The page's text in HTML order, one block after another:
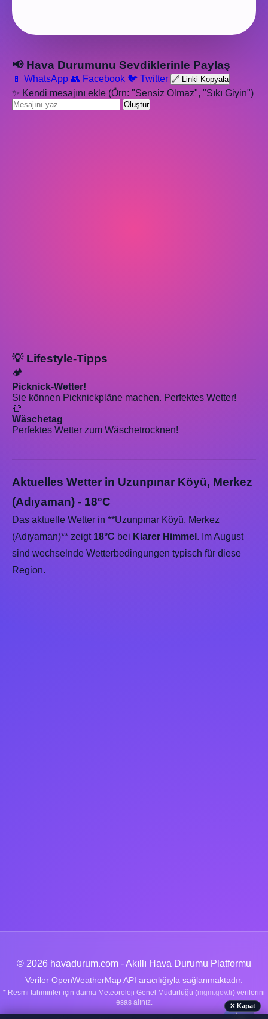
📢 Hava Durumunu Sevdiklerinle Paylaş
📱 WhatsApp 👥 Facebook 🐦 Twitter 🔗 Linki Kopyala
✨ Kendi mesajını ekle (Örn: "Sensiz Olmaz", "Sıkı Giyin")
Oluştur
💡 Lifestyle-Tipps
🏕️
Picknick-Wetter!
Sie können Picknickpläne machen. Perfektes Wetter!
👕
Wäschetag
Perfektes Wetter zum Wäschetrocknen!
Aktuelles Wetter in Uzunpınar Köyü, Merkez
(Adıyaman) - 18°C
Das aktuelle Wetter in **Uzunpınar Köyü, Merkez
(Adıyaman)** zeigt 18°C bei Klarer Himmel . Im August
sind wechselnde Wetterbedingungen typisch für diese
Region.
© 2026 havadurum.com - Akıllı Hava Durumu Platformu
Veriler OpenWeatherMap API aracılığıyla sağlanmaktadır.
* Resmi tahminler için daima Meteoroloji Genel Müdürlüğü (mgm.gov.tr) verilerini
esas alınız.
✕ Kapat